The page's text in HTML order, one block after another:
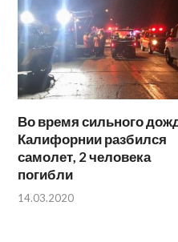
Во время сильного
Калифорнии разбился
самолет, 2 человека
погибли
14.03.2020